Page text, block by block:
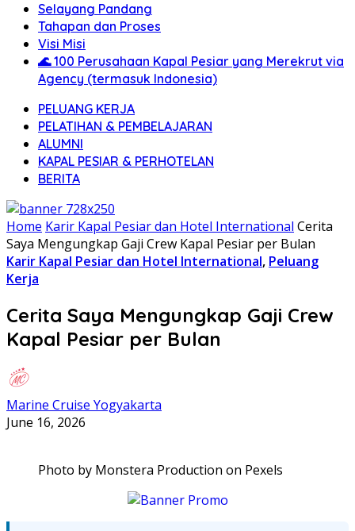
Selayang Pandang
Tahapan dan Proses
Visi Misi
🌊 100 Perusahaan Kapal Pesiar yang Merekrut via
Agency (termasuk Indonesia)
PELUANG KERJA
PELATIHAN & PEMBELAJARAN
ALUMNI
KAPAL PESIAR & PERHOTELAN
BERITA
Home Karir Kapal Pesiar dan Hotel International Cerita
Saya Mengungkap Gaji Crew Kapal Pesiar per Bulan
Karir Kapal Pesiar dan Hotel International, Peluang
Kerja
Cerita Saya Mengungkap Gaji Crew
Kapal Pesiar per Bulan
Marine Cruise Yogyakarta
June 16, 2026
Photo by Monstera Production on Pexels